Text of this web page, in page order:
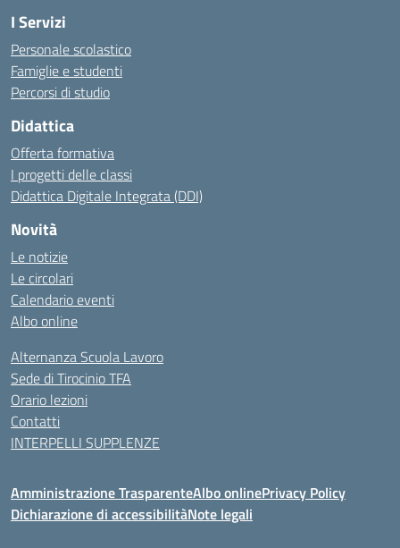
I Servizi
Personale scolastico
Famiglie e studenti
Percorsi di studio
Didattica
Offerta formativa
I progetti delle classi
Didattica Digitale Integrata (DDI)
Novità
Le notizie
Le circolari
Calendario eventi
Albo online
Alternanza Scuola Lavoro
Sede di Tirocinio TFA
Orario lezioni
Contatti
INTERPELLI SUPPLENZE
Amministrazione TrasparenteAlbo onlinePrivacy Policy
Dichiarazione di accessibilitàNote legali